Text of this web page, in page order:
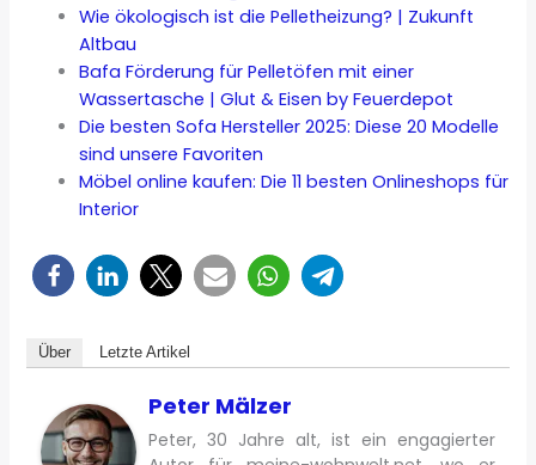
Wie ökologisch ist die Pelletheizung? | Zukunft
Altbau
Bafa Förderung für Pelletöfen mit einer
Wassertasche | Glut & Eisen by Feuerdepot
Die besten Sofa Hersteller 2025: Diese 20 Modelle
sind unsere Favoriten
Möbel online kaufen: Die 11 besten Onlineshops für
Interior
Über Letzte Artikel
Peter Mälzer
Peter, 30 Jahre alt, ist ein engagierter